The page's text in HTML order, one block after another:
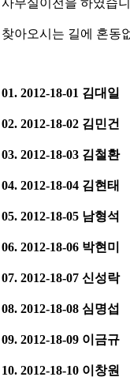
사무실이전을 하였습
찾아오시는 길에 혼동
01. 2012-18-01 김대일
02. 2012-18-02 김민건
03. 2012-18-03 김철환
04. 2012-18-04 김현태
05. 2012-18-05 남형석
06. 2012-18-06 박현미
07. 2012-18-07 신성락
08. 2012-18-08 심명섭
09. 2012-18-09 이금규
10. 2012-18-10 이창원